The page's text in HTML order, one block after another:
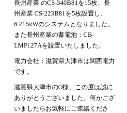
長州産業 のCS-340B81を15枚、長
州産業 CS-223B81を5枚設置し、
6.215kWのシステムとなりました。
また長州産業の蓄電池：CB-
LMP127Aを設置いたしました。
電力会社：滋賀県大津市は関西電力
です。
滋賀県大津市のO様、この度は誠に
ありがとうございました。何かござ
いましたらお気軽にご連絡くださ